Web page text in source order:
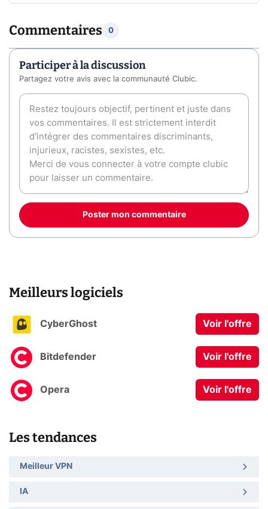
Commentaires 0
Participer à la discussion
Partagez votre avis avec la communauté Clubic.
Poster mon commentaire
Meilleurs logiciels
CyberGhost Voir l'offre
Bitdefender Voir l'offre
Opera Voir l'offre
Les tendances
Meilleur VPN
IA